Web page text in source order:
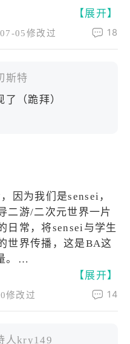
神更加充满了爱意和
美无瑕的身材展现给
能够显得白子洁白的
，白子还会再套件防
子在水中游泳。当我
耍时会发现，有两只
头上有着蓝色的光
水而出，如同出水之
子的毛绒绒的狼耳、
泳装，在太阳的照耀
还可以看见水滴形成
和白子的皮肤。当我
可爱的白子会脸红，
【展开】
05修改过 18
斯特
（跪拜）
因为我们是sensei，
二游/二次元世界一片
日常，将sensei与学生
世界传播，这是BA这
玩物丧志的中二病患
这世间除了眼前的苟
啊，学生抱着围巾，
【展开】
修改过 14
人kry149